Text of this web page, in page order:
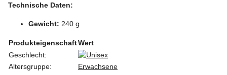
Technische Daten:
Gewicht: 240 g
ProdukteigenschaftWert
Geschlecht:
Altersgruppe:
Erwachsene